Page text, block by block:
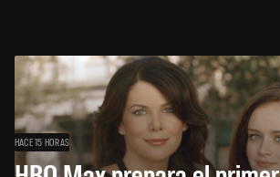
HACE 15 HORAS